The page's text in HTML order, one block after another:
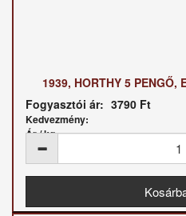
1939, HORTHY 5 PENGŐ,
Fogyasztói ár: 3790 Ft
Kedvezmény:
Ár / kg: